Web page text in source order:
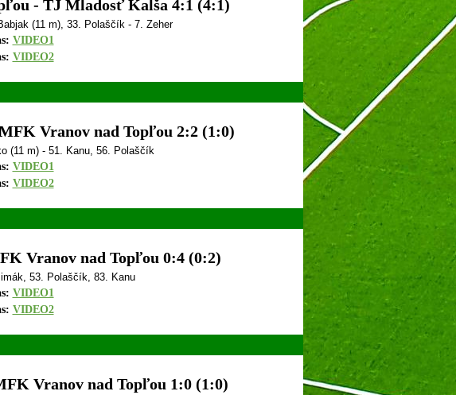
- TJ Mladosť Kalša 4:1 (4:1)
(11 m), 33. Polaščík - 7. Zeher
VIDEO1
VIDEO2
Vranov nad Topľou 2:2 (1:0)
(11 m) - 51. Kanu, 56. Polaščík
VIDEO1
VIDEO2
Vranov nad Topľou 0:4 (0:2)
53. Polaščík, 83. Kanu
VIDEO1
VIDEO2
Vranov nad Topľou 1:0 (1:0)